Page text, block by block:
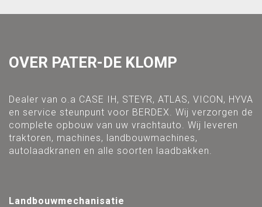
OVER PATER-DE KLOMP
Dealer van o.a CASE IH, STEYR, ATLAS, VICON, HYVA
en service steunpunt voor BERDEX. Wij verzorgen de
complete opbouw van uw vrachtauto. Wij leveren
traktoren, machines, landbouwmachines,
autolaadkranen en alle soorten laadbakken.
Landbouwmechanisatie